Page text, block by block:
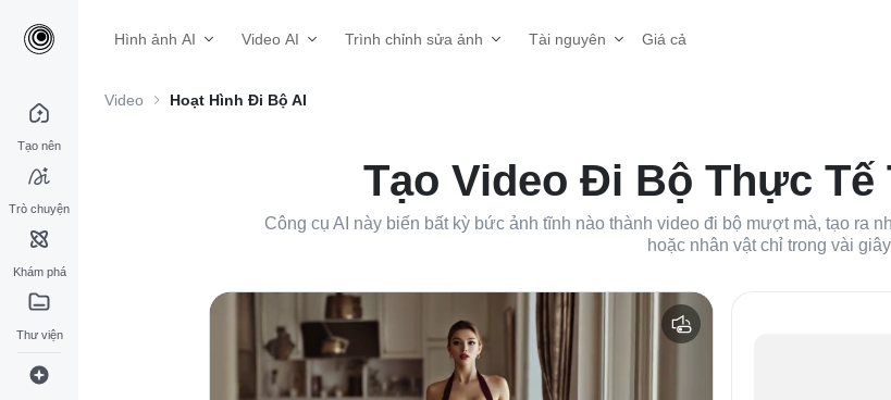
Hình ảnh AI Video AI Trình chỉnh sửa ảnh Tài nguyên Giá cả
Tạo nên
Trò chuyện
Khám phá
Thư viện
Video Hoạt Hình Đi Bộ AI
Tạo Video Đi Bộ Thực
Công cụ AI này biến bất kỳ bức ảnh tĩnh nào thành video đi bộ mượt mà, tạo ra
hoặc nhân vật chỉ trong vài